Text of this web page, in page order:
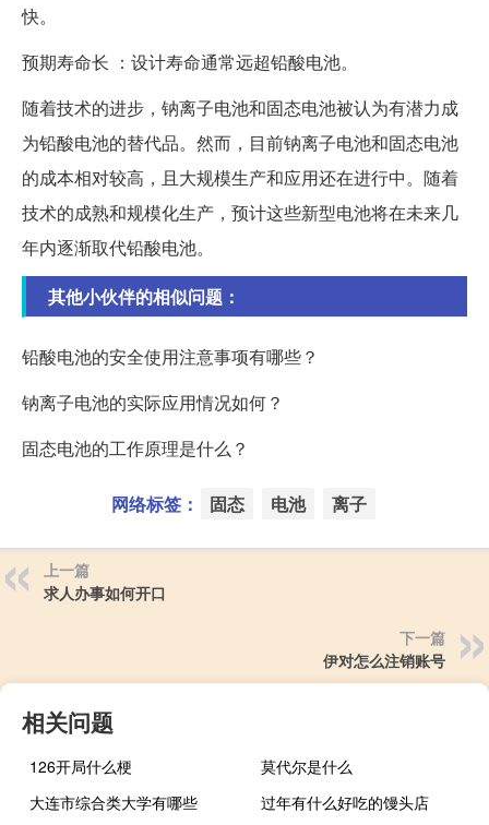
快。
预期寿命长 ：设计寿命通常远超铅酸电池。
随着技术的进步，钠离子电池和固态电池被认为有潜力成
为铅酸电池的替代品。然而，目前钠离子电池和固态电池
的成本相对较高，且大规模生产和应用还在进行中。随着
技术的成熟和规模化生产，预计这些新型电池将在未来几
年内逐渐取代铅酸电池。
其他小伙伴的相似问题：
铅酸电池的安全使用注意事项有哪些？
钠离子电池的实际应用情况如何？
固态电池的工作原理是什么？
网络标签： 固态 电池 离子
上一篇
求人办事如何开口
下一篇
伊对怎么注销账号
相关问题
126开局什么梗
莫代尔是什么
大连市综合类大学有哪些
过年有什么好吃的馒头店